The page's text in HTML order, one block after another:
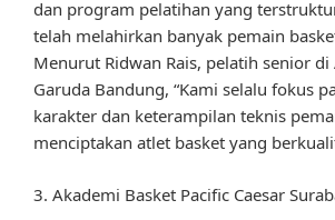
dan program pelatihan yang
telah melahirkan banyak pemain
Menurut Ridwan Rais, pelatih senior
Garuda Bandung, “Kami selalu fokus
karakter dan keterampilan teknis
menciptakan atlet basket yang
3. Akademi Basket Pacific Caesar